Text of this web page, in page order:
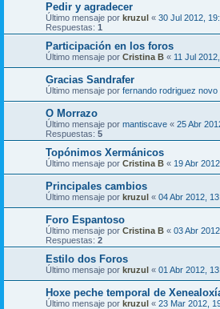
Pedir y agradecer
Último mensaje por kruzul « 30 Jul 2012,
Respuestas: 1
Participación en los foros
Último mensaje por Cristina B « 11 Jul
Gracias Sandrafer
Último mensaje por fernando rodriguez novo
O Morrazo
Último mensaje por mantiscave « 25 Abr
Respuestas: 5
Topónimos Xermánicos
Último mensaje por Cristina B « 19 Abr
Principales cambios
Último mensaje por kruzul « 04 Abr 2012,
Foro Espantoso
Último mensaje por Cristina B « 03 Abr
Respuestas: 2
Estilo dos Foros
Último mensaje por kruzul « 01 Abr 2012,
Hoxe peche temporal de
Último mensaje por kruzul « 23 Mar 2012,